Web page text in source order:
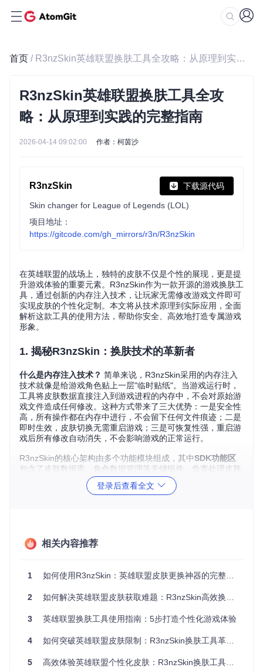
首页 / R3nzSkin英雄联盟换肤工具全攻略：从原理到实践的完整指南
R3nzSkin英雄联盟换肤工具全攻
略：从原理到实践的完整指南
2026-04-14 09:02:00 作者：柯茵沙
R3nzSkin 下载源代码
Skin changer for League of Legends (LOL)
项目地址：
https://gitcode.com/gh_mirrors/r3n/R3nzSkin
在英雄联盟的战场上，独特的皮肤不仅是个性的展现，更是提
升游戏体验的重要元素。R3nzSkin作为一款开源的游戏换肤工
具，通过创新的内存注入技术，让玩家无需修改游戏文件即可
实现皮肤的个性化定制。本文将从技术原理到实际应用，全面
解析这款工具的使用方法，帮助你安全、高效地打造专属游戏
形象。
1. 揭秘R3nzSkin：换肤技术的革新者
什么是内存注入技术？ 简单来说，R3nzSkin采用的内存注入
技术就像是给游戏角色贴上一层"临时贴纸"。当游戏运行时，
工具将皮肤数据直接注入到游戏进程的内存中，不会对原始游
戏文件造成任何修改。这种方式带来了三大优势：一是安全性
高，所有操作都在内存中进行，不会留下任何文件痕迹；二是
即时生效，皮肤切换无需重启游戏；三是可恢复性强，重启游
戏后所有修改自动消失，不会影响游戏的正常运行。
R3nzSkin的核心架构由多个功能模块组成，其中SDK功能区
包含了皮肤数据库、角色数据管理等关键组件，负责处理皮肤
信息的存储和调用；GUI界面模块则提供了直观的用户操作界
面，让玩家可以轻松浏览和选择皮肤；
内存操作模块
2. 3步完成首次配置：从下载到启动的无缝体验
新版本的R3nzSkin。打开终端，输入以下命令：
git clone
克隆完成后，确保你的系统满足以下要求：Windows操作系统
本，以及管理员权限。同时，关闭所有杀毒软件和防火墙，避
登录后查看全文
相关内容推荐
1 如何使用R3nzSkin：英雄联盟皮肤更换神器的完整指南 🎮
2 如何解决英雄联盟皮肤获取难题：R3nzSkin高效换肤工具实用全攻略
3 英雄联盟换肤工具使用指南：5步打造个性化游戏体验
4 如何突破英雄联盟皮肤限制：R3nzSkin换肤工具革新使用指南
5 高效体验英雄联盟个性化皮肤：R3nzSkin换肤工具全攻略